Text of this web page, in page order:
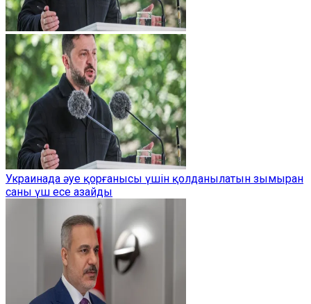
Украинада әуе қорғанысы үшін қолданылатын зымыран
саны үш есе азайды